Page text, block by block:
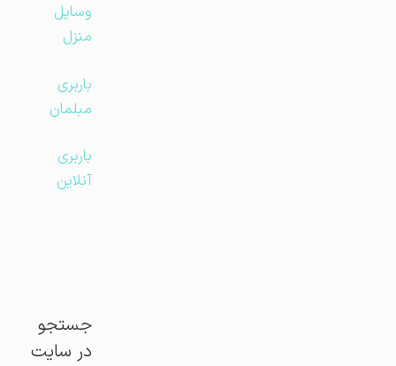
وسایل
منزل
باربری
مبلمان
باربری
آنلاین
جستجو
در سایت